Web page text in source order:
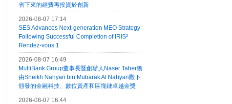
省下來的經費再投資於創新
2026-08-07 17:14
SES Advances Next-generation MEO Strategy
Following Successful Completion of IRIS²
Rendez-vous 1
2026-08-07 16:49
MultiBank Group董事長暨創辦人Naser Taher獲
由Sheikh Nahyan bin Mubarak Al Nahyan殿下
頒發的金融科技、數位資產和區塊鏈卓越金獎
2026-08-07 16:44